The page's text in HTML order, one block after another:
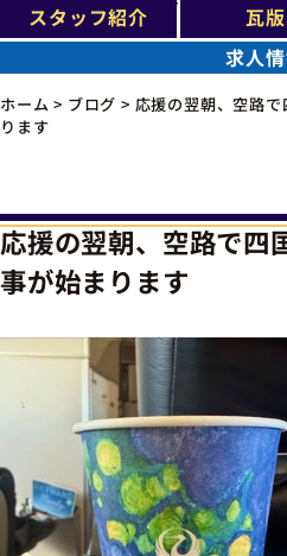
スタッフ紹介
瓦版
求人
ホーム > ブログ > 応援の翌朝、空路
ります
応援の翌朝、空路で
事が始まります